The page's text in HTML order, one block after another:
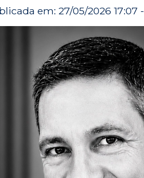
em: 27/05/2026 17:07 -